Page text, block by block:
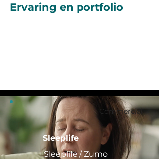
Ervaring en portfolio
Commercial
Sleeplife
Sleeplife / Zumo